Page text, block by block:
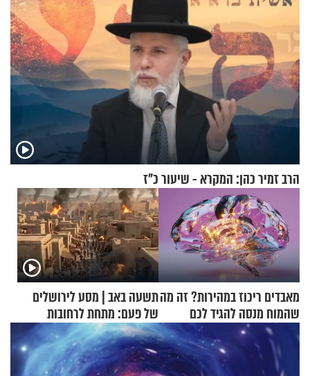
הרב זמיר כהן: המקרא - שיעור כ"ז
מאבדים ריכוז במהירות? זה מה
שהמוח מנסה להגיד לכם
תשעה באב | מסע לירושלים
של פעם: מתחת לרחובות
ירושלים